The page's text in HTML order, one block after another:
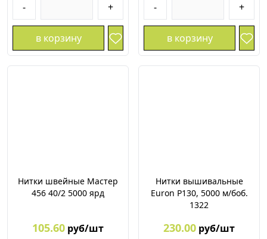
- +
в корзину
- +
в корзину
Нитки швейные Мастер
456 40/2 5000 ярд
105.60 руб/шт
Нитки вышивальные
Euron P130, 5000 м/боб.
1322
230.00 руб/шт